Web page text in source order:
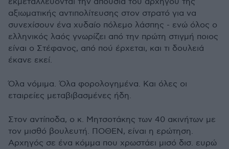
αξιωματικής αντιπολίτευσης στον στρατό για να
συνεχίσουν ένα χυδαίο πόλεμο λάσπης - ενώ όλος ο
ελληνικός λαός γνωρίζει από την πρώτη στιγμή ποιος
είναι ο Στέφανος, από πού έρχεται, και τι δουλειά
έκανε εκεί.
Όλα νόμιμα. Όλα φορολογημένα. Και όλες οι
εταιρείες μεταβιβασμένες ήδη.
Στον αντίποδα, ο κ. Μητσοτάκης των 40 ακινήτων με
τον μισθό βουλευτή. ΠΟΘΕΝ, είναι η ερώτηση.
Αρχηγός σε ένα κόμμα που χρωστάει μισό δισ. ευρώ